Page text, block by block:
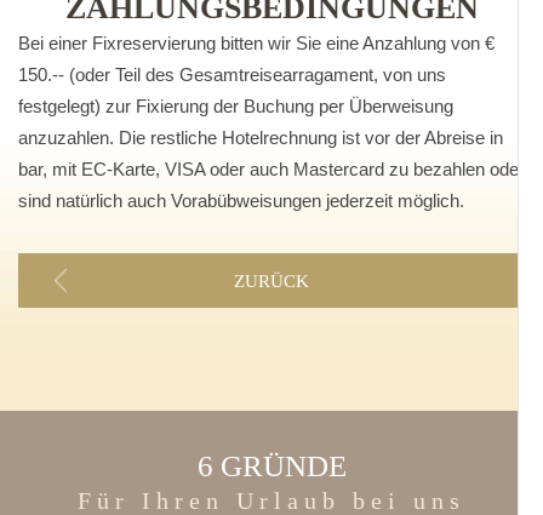
ZAHLUNGSBEDINGUNGEN
Bei einer Fixreservierung bitten wir Sie eine Anzahlung von €
150.-- (oder Teil des Gesamtreisearragament, von uns
festgelegt) zur Fixierung der Buchung per Überweisung
anzuzahlen. Die restliche Hotelrechnung ist vor der Abreise in
bar, mit EC-Karte, VISA oder auch Mastercard zu bezahlen oder
sind natürlich auch Vorabübweisungen jederzeit möglich.
ZURÜCK
6 GRÜNDE
Für Ihren Urlaub bei uns